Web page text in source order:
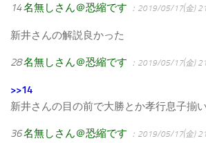
14名無しさん＠恐縮です ：2019/05/17(金)
新井さんの解説良かった
28名無しさん＠恐縮です ：2019/05/17(金)
>>14
新井さんの目の前で大勝とか孝行息子揃
36名無しさん＠恐縮です ：2019/05/17(金)